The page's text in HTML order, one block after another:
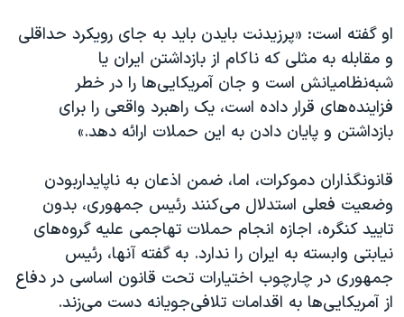
او گفته است: «پرزیدنت بایدن باید به جای رویکرد حداقلی
و مقابله به مثلی که ناکام از بازداشتن ایران یا
شبه‌نظامیانش است و جان آمریکایی‌ها را در خطر
فزاینده‌های قرار داده است، یک راهبرد واقعی را برای
بازداشتن و پایان دادن به این حملات ارائه دهد.»
قانونگذاران دموکرات، اما، ضمن اذعان به ناپایداربودن
وضعیت فعلی استدلال می‌کنند رئیس جمهوری، بدون
تایید کنگره، اجازه انجام حملات تهاجمی علیه گروه‌های
نیابتی وابسته به ایران را ندارد. به گفته آنها، رئیس
جمهوری در چارچوب اختیارات تحت قانون اساسی در دفاع
از آمریکایی‌ها به اقدامات تلافی‌جویانه دست می‌زند.